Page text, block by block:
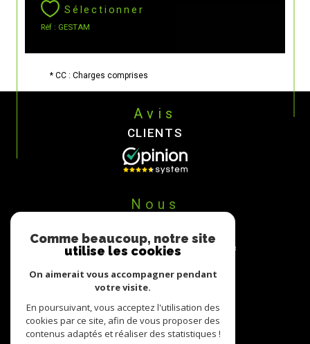
Sélectionner
Réf : GESTAM
* CC : Charges comprises
Avis
CLIENTS
Nous
Comme beaucoup, notre site
utilise les cookies
On aimerait vous accompagner pendant
votre visite.
En poursuivant, vous acceptez l'utilisation des
cookies par ce site, afin de vous proposer des
contenus adaptés et réaliser des statistiques !